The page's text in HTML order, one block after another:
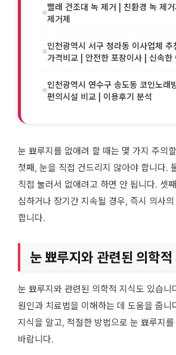
빨래 건조대 녹 제거 | 친환경 녹 제
제거제
인천광역시 서구 청라동 이사업체 추
가격비교 | 안전한 포장이사 | 신속한
인천광역시 연수구 송도동 코인노래
편의시설 비교 | 이용후기 분석
눈 뾰루지를 없애려 할 때는 몇 가지 주의
첫째, 눈을 직접 건드리지 않아야 합니다.
직접 눌러서 없애려고 하면 안 됩니다. 셋
심하거나 장기간 지속될 경우, 즉시 의사
합니다.
눈 뾰루지와 관련된 의학적
눈 뾰루지와 관련된 의학적 지식도 있습니
원인과 치료법을 이해하는 데 도움을 줍니
지식을 알고, 적절한 방법으로 눈 뾰루지를
바랍니다.